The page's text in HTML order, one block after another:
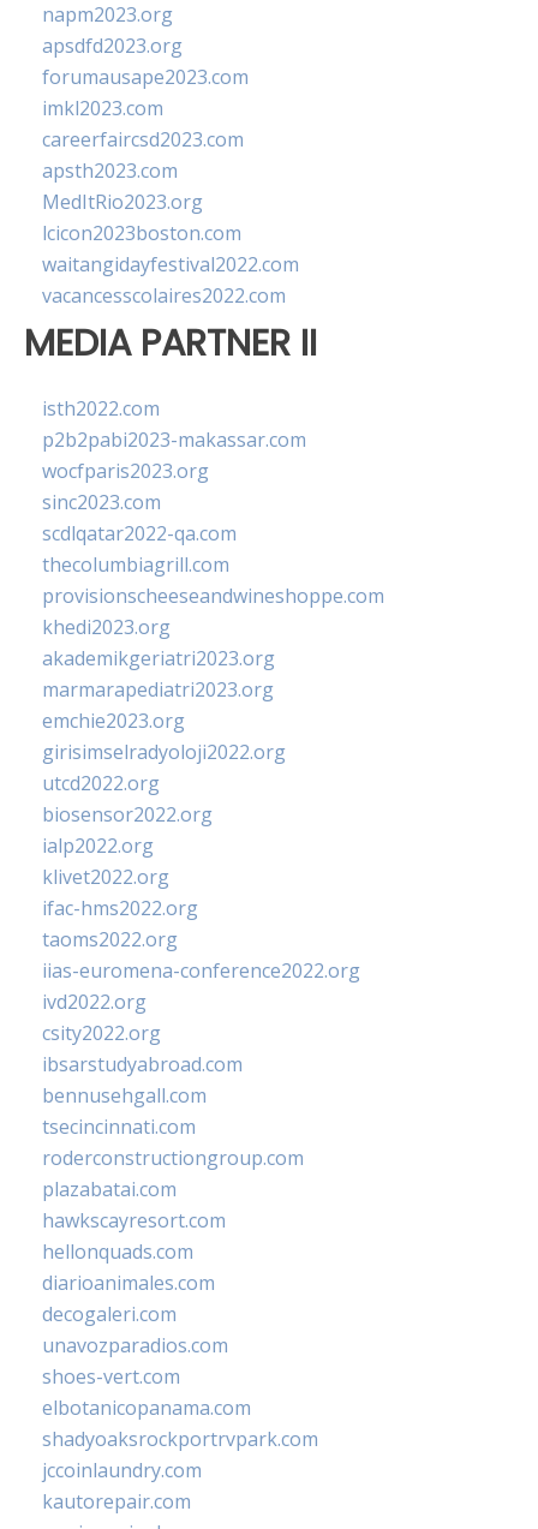
napm2023.org
apsdfd2023.org
forumausape2023.com
imkl2023.com
careerfaircsd2023.com
apsth2023.com
MedItRio2023.org
lcicon2023boston.com
waitangidayfestival2022.com
vacancesscolaires2022.com
MEDIA PARTNER II
isth2022.com
p2b2pabi2023-makassar.com
wocfparis2023.org
sinc2023.com
scdlqatar2022-qa.com
thecolumbiagrill.com
provisionscheeseandwineshoppe.com
khedi2023.org
akademikgeriatri2023.org
marmarapediatri2023.org
emchie2023.org
girisimselradyoloji2022.org
utcd2022.org
biosensor2022.org
ialp2022.org
klivet2022.org
ifac-hms2022.org
taoms2022.org
iias-euromena-conference2022.org
ivd2022.org
csity2022.org
ibsarstudyabroad.com
bennusehgall.com
tsecincinnati.com
roderconstructiongroup.com
plazabatai.com
hawkscayresort.com
hellonquads.com
diarioanimales.com
decogaleri.com
unavozparadios.com
shoes-vert.com
elbotanicopanama.com
shadyoaksrockportrvpark.com
jccoinlaundry.com
kautorepair.com